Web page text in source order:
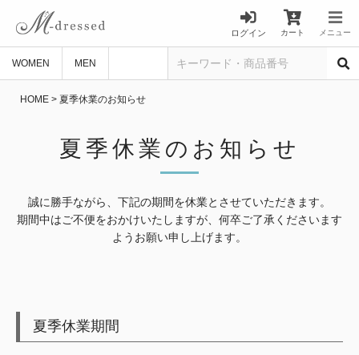
ログイン カート メニュー
WOMEN MEN
HOME 夏季休業のお知らせ
夏季休業のお知らせ
誠に勝手ながら、下記の期間を休業とさせていただきます。
期間中はご不便をおかけいたしますが、何卒ご了承くださいます
ようお願い申し上げます。
夏季休業期間